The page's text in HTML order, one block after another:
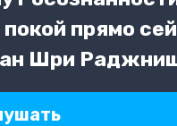
прямо
Шри